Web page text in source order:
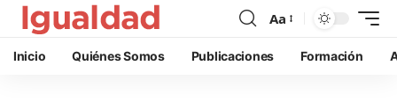
Aa
Inicio Quiénes Somos Publicaciones Formación